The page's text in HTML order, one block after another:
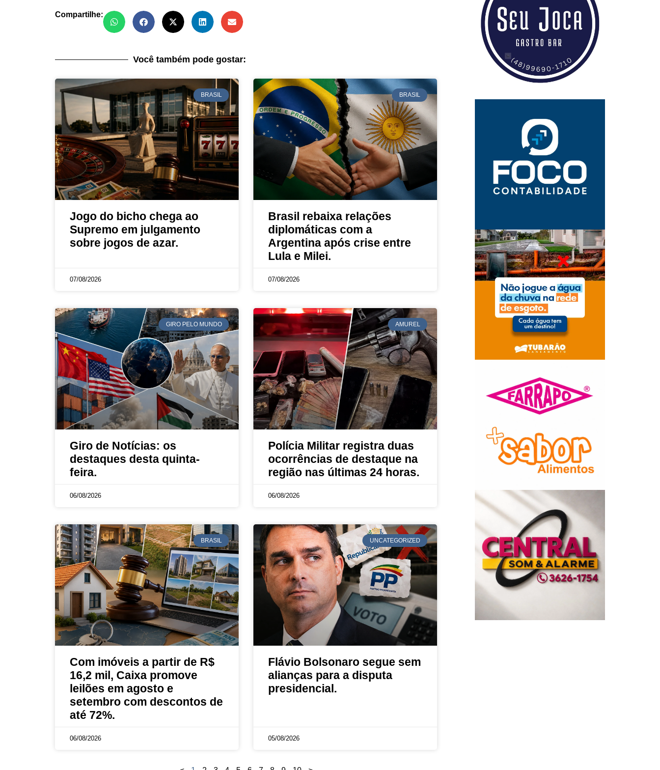
Compartilhe:
Você também pode gostar:
BRASIL
Jogo do bicho chega ao
Supremo em julgamento
sobre jogos de azar.
07/08/2026
BRASIL
Brasil rebaixa relações
diplomáticas com a
Argentina após crise entre
Lula e Milei.
07/08/2026
GIRO PELO MUNDO
Giro de Notícias: os
destaques desta quinta-
feira.
06/08/2026
AMUREL
Polícia Militar registra duas
ocorrências de destaque na
região nas últimas 24 horas.
06/08/2026
BRASIL
Com imóveis a partir de R$
16,2 mil, Caixa promove
leilões em agosto e
setembro com descontos de
até 72%.
06/08/2026
UNCATEGORIZED
Flávio Bolsonaro segue sem
alianças para a disputa
presidencial.
05/08/2026